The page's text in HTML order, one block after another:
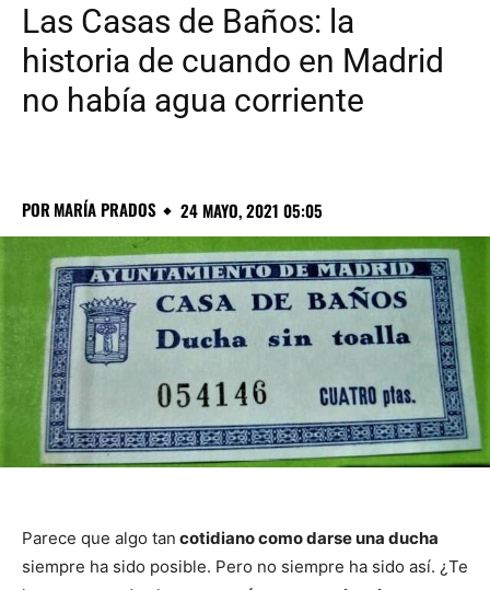
Las Casas de Baños: la
historia de cuando en Madrid
no había agua corriente
PORMARÍA PRADOS 24 MAYO, 2021 05:05
Parece que algo tan cotidiano como darse una ducha
siempre ha sido posible. Pero no siempre ha sido así. ¿Te